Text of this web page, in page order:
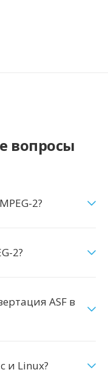
вопросы
2?
2?
ASF в
и Linux?